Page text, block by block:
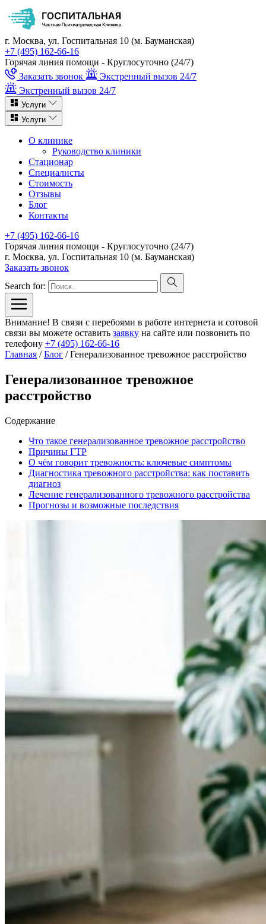
г. Москва, ул. Госпитальная 10 (м. Бауманская)
+7 (495) 162-66-16
Горячая линия помощи - Круглосуточно (24/7)
Заказать звонок
Экстренный вызов 24/7
Экстренный вызов 24/7
Услуги
Услуги
О клинике
Руководство клиники
Стационар
Специалисты
Стоимость
Отзывы
Блог
Контакты
+7 (495) 162-66-16
Горячая линия помощи - Круглосуточно (24/7)
г. Москва, ул. Госпитальная 10 (м. Бауманская)
Заказать звонок
Search for:
Внимание! В связи с перебоями в работе интернета и сотовой
связи вы можете оставить заявку на сайте или позвонить по
телефону +7 (495) 162-66-16
Главная /Блог /Генерализованное тревожное расстройство
Генерализованное тревожное
расстройство
Содержание
Что такое генерализованное тревожное расстройство
Причины ГТР
О чём говорит тревожность: ключевые симптомы
Диагностика тревожного расстройства: как поставить
диагноз
Лечение генерализованного тревожного расстройства
Прогнозы и возможные последствия